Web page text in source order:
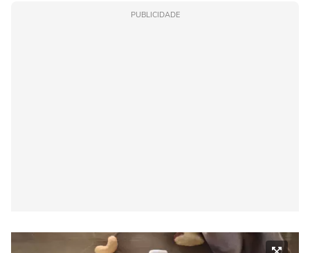
PUBLICIDADE